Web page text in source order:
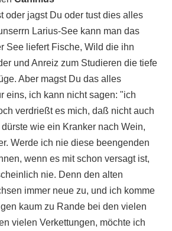
oder jagst Du oder tust dies alles
Larius-See kann man das
See liefert Fische, Wild die ihn
und Anreiz zum Studieren die tiefe
Aber magst Du das alles
eins, ich kann nicht sagen: "ich
verdrießt es mich, daß nicht auch
wie ein Kranker nach Wein,
Werde ich nie diese beengenden
wenn es mit schon versagt ist,
nie. Denn den alten
immer neue zu, und ich komme
kaum zu Rande bei den vielen
vielen Verkettungen, möchte ich